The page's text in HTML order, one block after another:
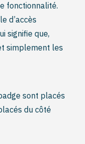
fonctionnalité.
d’accès
signifie que,
simplement les
sont placés
du côté